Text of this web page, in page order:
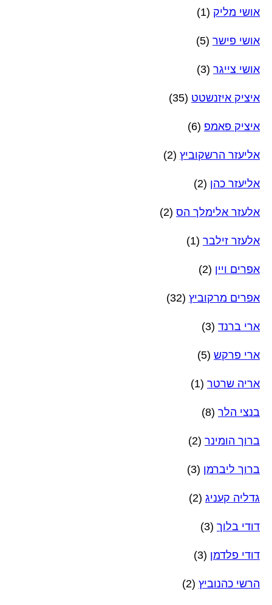
אושי מליק (1)
אושי פישר (5)
אושי צייגר (3)
איציק איזנשטט (35)
איציק פאמפ (6)
אליעזר הרשקוביץ (2)
אליעזר כהן (2)
אלעזר אלימלך הס (2)
אלעזר זילבר (1)
אפרים ויין (2)
אפרים מרקוביץ (32)
ארי ברנד (3)
ארי פרקש (5)
אריה שרטר (1)
בנצי הלר (8)
ברוך הומינר (2)
ברוך ליברמן (3)
גדליה קעניג (2)
דודי בלוך (3)
דודי פלדמן (3)
הרשי כהנוביץ (2)